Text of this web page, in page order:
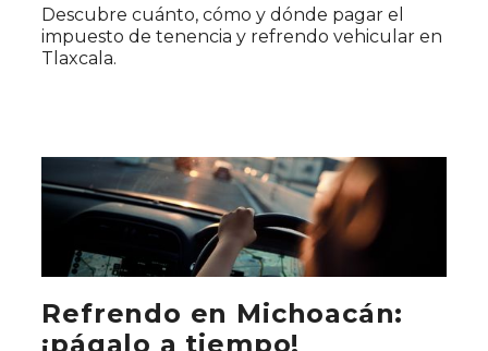
Descubre cuánto, cómo y dónde pagar el
impuesto de tenencia y refrendo vehicular en
Tlaxcala.
Refrendo en Michoacán:
¡págalo a tiempo!